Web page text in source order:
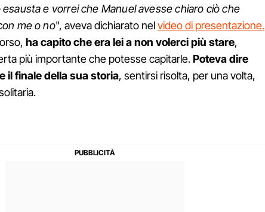
e vorrei che Manuel avesse chiaro ciò che
me o no", aveva dichiarato nelvideo di presentazione.
ha capito che era lei a non volerci più stare,
più importante che potesse capitarle.Poteva dire
il finale della sua storia, sentirsi risolta, per una volta,